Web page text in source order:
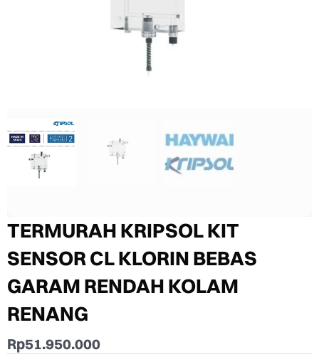
TERMURAH KRIPSOL KIT
SENSOR CL KLORIN BEBAS
GARAM RENDAH KOLAM
RENANG
Rp51.950.000